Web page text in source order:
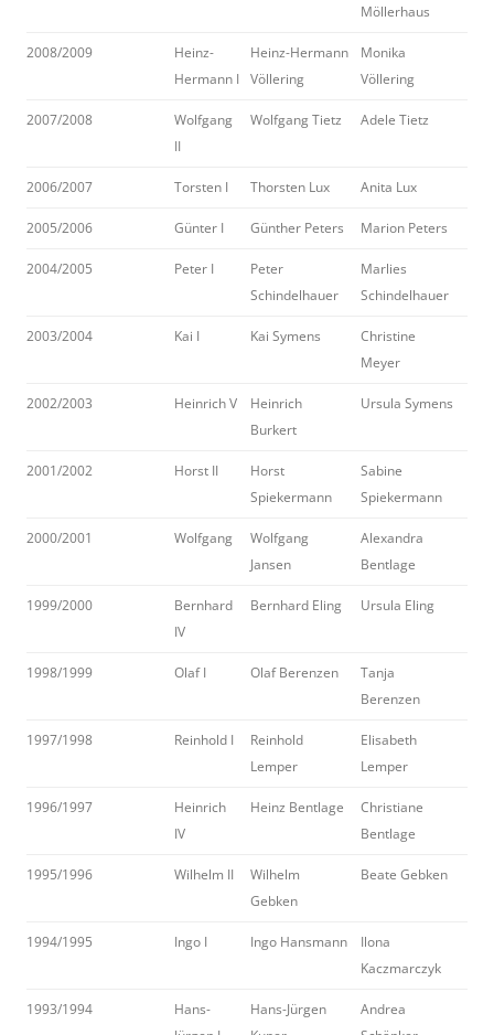
Möllerhaus
2008/2009
Heinz-
Hermann I
Heinz-Hermann
Völlering
Monika
Völlering
2007/2008
Wolfgang
II
Wolfgang Tietz Adele Tietz
2006/2007 Torsten I Thorsten Lux Anita Lux
2005/2006 Günter I Günther Peters Marion Peters
2004/2005 Peter I
Peter
Schindelhauer
Marlies
Schindelhauer
2003/2004 Kai I Kai Symens
Christine
Meyer
2002/2003 Heinrich V
Heinrich
Burkert
Ursula Symens
2001/2002 Horst II
Horst
Spiekermann
Sabine
Spiekermann
2000/2001 Wolfgang
Wolfgang
Jansen
Alexandra
Bentlage
1999/2000
Bernhard
IV
Bernhard Eling Ursula Eling
1998/1999 Olaf I Olaf Berenzen
Tanja
Berenzen
1997/1998 Reinhold I
Reinhold
Lemper
Elisabeth
Lemper
1996/1997
Heinrich
IV
Heinz Bentlage
Christiane
Bentlage
1995/1996 Wilhelm II
Wilhelm
Gebken
Beate Gebken
1994/1995 Ingo I Ingo Hansmann
Ilona
Kaczmarczyk
1993/1994
Hans-
Hans-Jürgen
Andrea